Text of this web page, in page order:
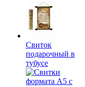
Свиток
подарочный в
тубусе